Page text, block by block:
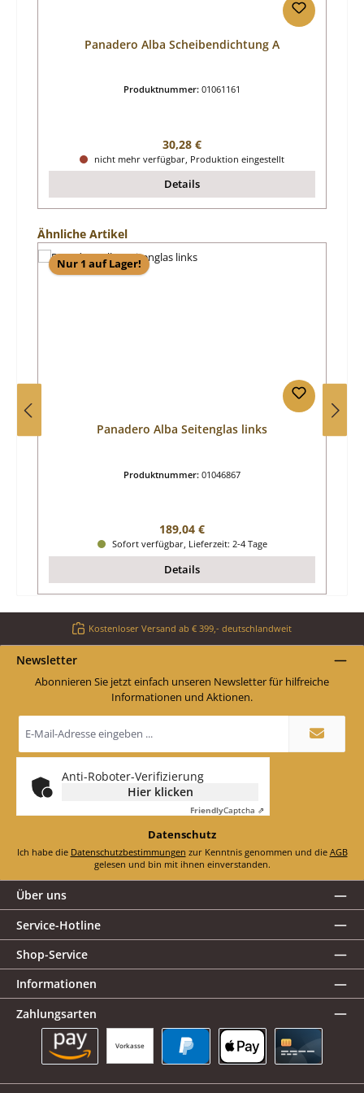
Panadero Alba Scheibendichtung A
Produktnummer: 01061161
Regulärer Preis:
30,28 €
nicht mehr verfügbar, Produktion eingestellt
Details
Produktgalerie überspringen
Ähnliche Artikel
Nur 1 auf Lager!
Panadero Alba Seitenglas links
Produktnummer: 01046867
Regulärer Preis:
189,04 €
Sofort verfügbar, Lieferzeit: 2-4 Tage
Details
Kostenloser Versand ab € 399,- deutschlandweit
Newsletter
Abonnieren Sie jetzt einfach unseren Newsletter für hilfreiche
Informationen und Aktionen.
Mail-
*
Anti-Roboter-Verifizierung
Hier klicken
FriendlyCaptcha ⇗
Datenschutz
Ich habe die Datenschutzbestimmungen zur Kenntnis genommen und die AGB
gelesen und bin mit ihnen einverstanden.
Über uns
Service-Hotline
Shop-Service
Informationen
Zahlungsarten
Vorkasse